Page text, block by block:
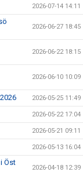
2026-07-14 14:11
2026-06-27 18:45
2026-06-22 18:15
2026-06-10 10:09
2026-05-25 11:49
2026-05-22 17:04
2026-05-21 09:11
2026-05-13 16:04
Öst
2026-04-18 12:39